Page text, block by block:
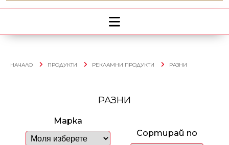
НАЧАЛО ПРОДУКТИ РЕКЛАМНИ ПРОДУКТИ РАЗНИ
РАЗНИ
Марка
Сортирай по